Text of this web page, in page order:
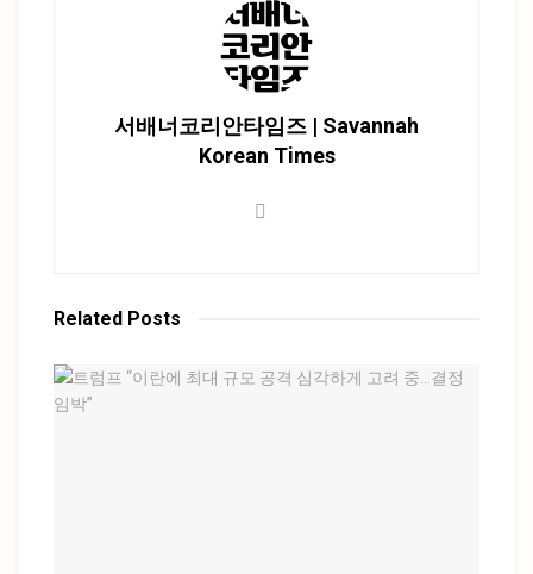
서배너코리안타임즈 | Savannah
Korean Times
Related Posts